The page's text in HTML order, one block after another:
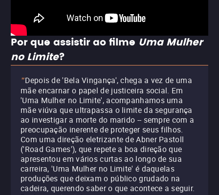
Por que assistir ao filme Uma Mulher
no Limite?
"Depois de 'Bela Vingança', chega a vez de uma
mãe encarnar o papel de justiceira social. Em
'Uma Mulher no Limite', acompanhamos uma
mãe viúva que ultrapassa o limite da segurança
ao investigar a morte do marido -- sempre com a
preocupação inerente de proteger seus filhos.
Com uma direção eletrizante de Abner Pastoll
('Road Games'), que repete a boa direção que
apresentou em vários curtas ao longo de sua
carreira, 'Uma Mulher no Limite' é daquelas
produções que deixam o público grudado na
cadeira, querendo saber o que acontece a seguir.